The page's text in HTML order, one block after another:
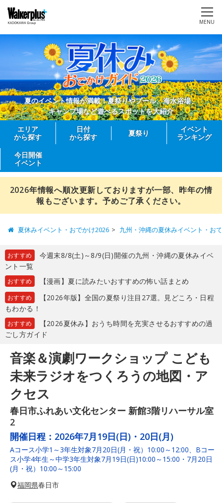
MENU
夏のイベント情報が満載！夏祭りやプール、海水浴場、
キャンプ場など遊べるスポットを大紹介
エリア
から探す
日付
から探す
夏祭り
イベント
ランキング
今日開催
イベント
2026年情報へ順次更新しておりますが一部、昨年の情
報もございます。予めご了承ください。
夏休みイベント・おでかけ2026 九州・沖縄の夏休みイベント・お
おすすめ
今週末8/8(土)～8/9(日)開催の九州・沖縄の夏休みイベ
ント一覧
おすすめ 【漫画】夏に読みたいおすすめの怖い話まとめ
おすすめ
【2026年版】全国の夏祭り注目27選。見どころ・日程
もわかる！
おすすめ
【2026夏休み】おうち時間を充実させるおすすめの過
ごし方ガイド
音楽＆演劇ワークショップ こども
未来ラジオをつくろうの地図・ア
クセス
春日市ふれあい文化センター 新館3階リハーサル室
2
開催日程： 2026年7月19日(日)・20日(月)
Aコース小学1～3年生対象7月20日(月・祝）10:00～12:00、Bコー
ス小学4年生～中学3年生対象7月19日(日)10:00～15:00・7月20日
(月・祝）10:00～15:00
福岡県春日市